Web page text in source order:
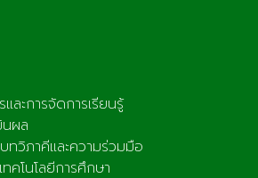
ะการจัดการเรียนรู้
นผล
ทวิภาคีและความร่วมมือ
คโนโลยีการศึกษา